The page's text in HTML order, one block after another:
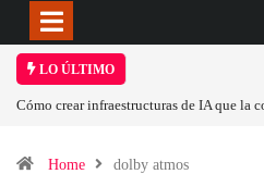
LO ÚLTIMO
Cómo crear infraestructuras de IA que la
Home dolby atmos